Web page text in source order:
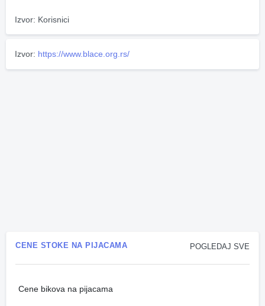
Izvor: Korisnici
Izvor: https://www.blace.org.rs/
POGLEDAJ SVE
CENE STOKE NA PIJACAMA
Cene bikova na pijacama